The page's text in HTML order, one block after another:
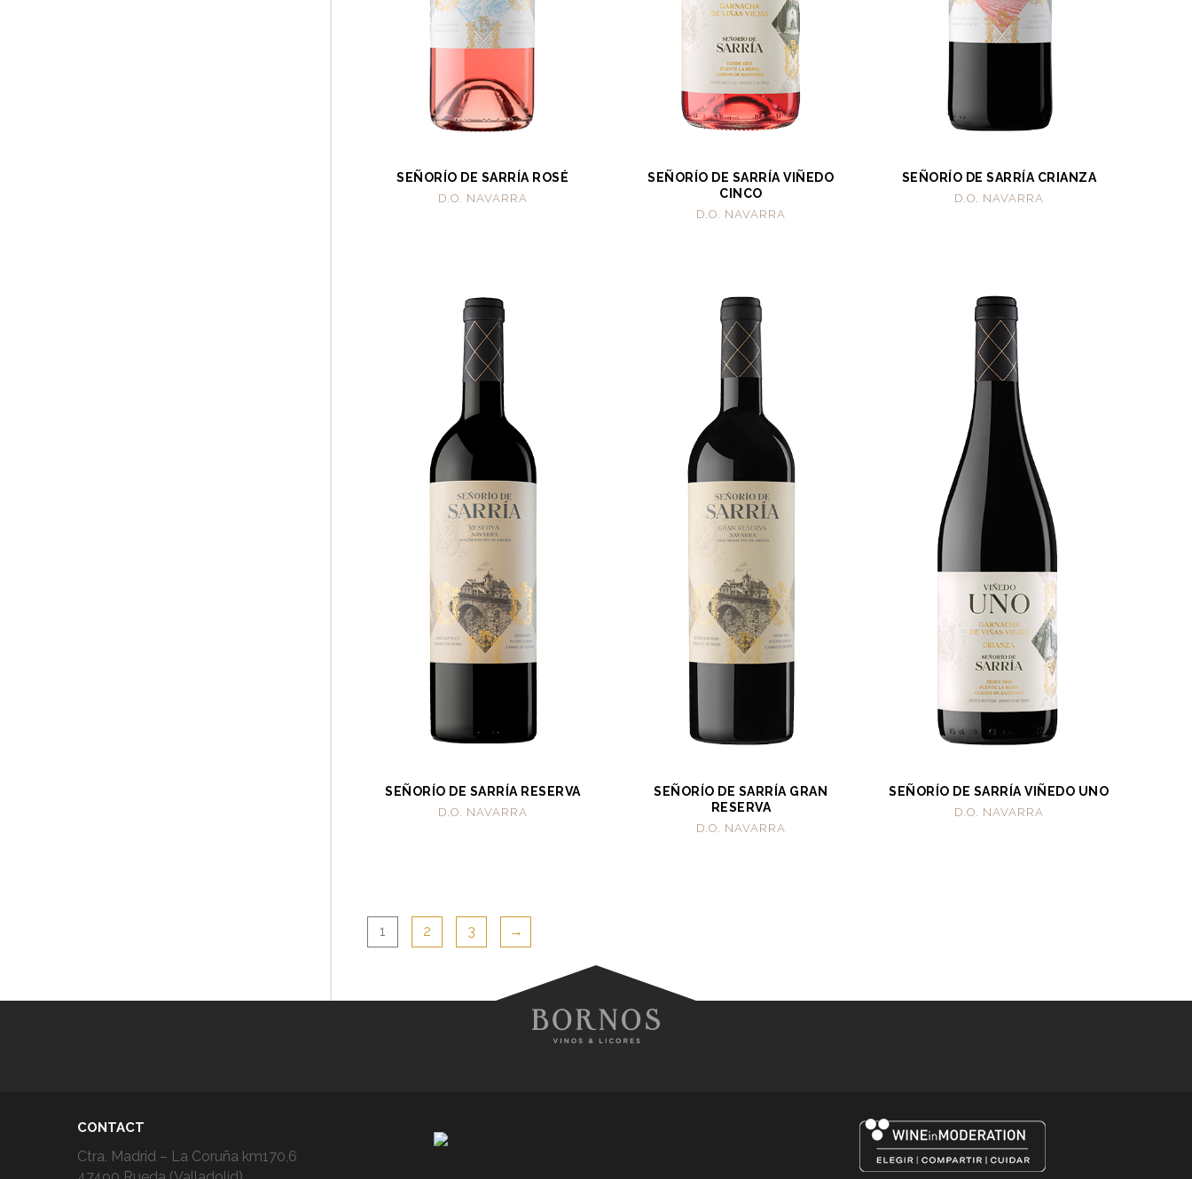
SEÑORÍO DE SARRÍA ROSÉ
D.O. NAVARRA
SEÑORÍO DE SARRÍA VIÑEDO
CINCO
D.O. NAVARRA
SEÑORÍO DE SARRÍA CRIANZA
D.O. NAVARRA
SEÑORÍO DE SARRÍA RESERVA
D.O. NAVARRA
SEÑORÍO DE SARRÍA GRAN
RESERVA
D.O. NAVARRA
SEÑORÍO DE SARRÍA VIÑEDO UNO
D.O. NAVARRA
1 2 3 →
CONTACT
Ctra. Madrid – La Coruña km170,6